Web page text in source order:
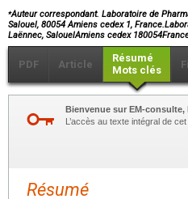
⁎Auteur correspondant. Laboratoire de
Salouel, 80054 Amiens cedex 1,
Laënnec, SalouelAmiens cedex
PDF Article
Résumé
Mots clés
Bienvenue sur EM-
L’accès au texte intégral de
Résumé